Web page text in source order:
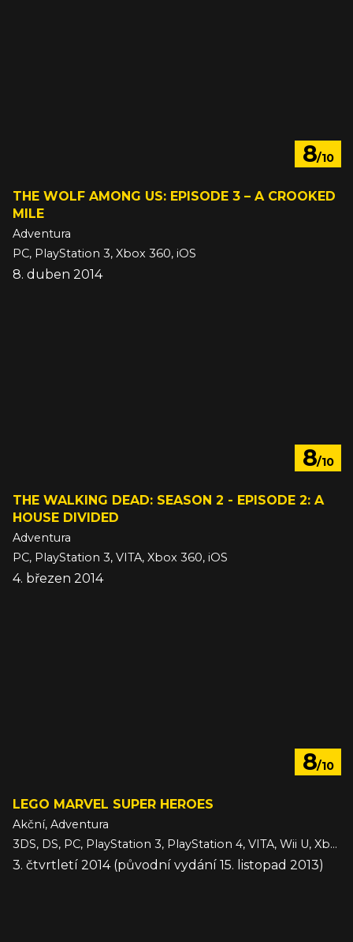
8/10
THE WOLF AMONG US: EPISODE 3 – A CROOKED
MILE
Adventura
PC, PlayStation 3, Xbox 360, iOS
8. duben 2014
8/10
THE WALKING DEAD: SEASON 2 - EPISODE 2: A
HOUSE DIVIDED
Adventura
PC, PlayStation 3, VITA, Xbox 360, iOS
4. březen 2014
8/10
LEGO MARVEL SUPER HEROES
Akční, Adventura
3DS, DS, PC, PlayStation 3, PlayStation 4, VITA, Wii U, Xbox 360, Xbox One
3. čtvrtletí 2014 (původní vydání 15. listopad 2013)